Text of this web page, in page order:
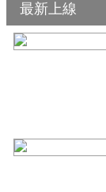
最新上線